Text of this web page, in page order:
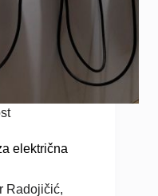
električna
Radojičić,